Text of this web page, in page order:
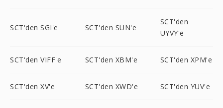
SCT'den SGI'e SCT'den SUN'e
SCT'den
UYVY'e
SCT'den VIFF'e SCT'den XBM'e SCT'den XPM'e
SCT'den XV'e SCT'den XWD'e SCT'den YUV'e